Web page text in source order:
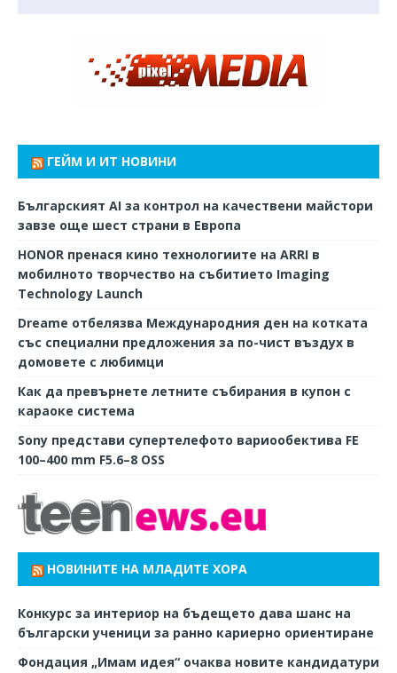
ГЕЙМ И ИТ НОВИНИ
Българският AI за контрол на качествени майстори
завзе още шест страни в Европа
HONOR пренася кино технологиите на ARRI в
мобилното творчество на събитието Imaging
Technology Launch
Dreame отбелязва Международния ден на котката
със специални предложения за по-чист въздух в
домовете с любимци
Как да превърнете летните събирания в купон с
караоке система
Sony представи супертелефото вариообектива FE
100–400 mm F5.6–8 OSS
НОВИНИТЕ НА МЛАДИТЕ ХОРА
Конкурс за интериор на бъдещето дава шанс на
български ученици за ранно кариерно ориентиране
Фондация „Имам идея“ очаква новите кандидатури